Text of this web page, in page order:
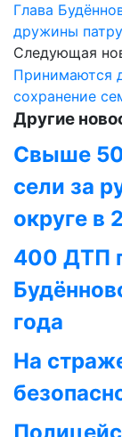
Глава
дружины
Следующая
Принимаются
сохранение
Другие
Свыше
сели за
округе в
400 ДТП
года
На